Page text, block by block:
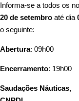
Informa-se a todos os
20 de setembro até dia
o seguinte:
Abertura: 09h00
Encerramento: 19h00
Saudações Náuticas,